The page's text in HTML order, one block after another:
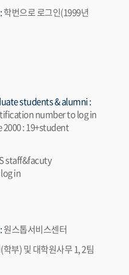
학번으로 로그인(1999년
students & alumni :
number to log in
: 19+student
staff&facuty
in
원스톱서비스센터
부) 및 대학원사무 1, 2팀